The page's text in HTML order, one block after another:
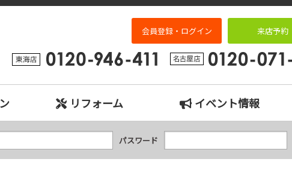
、日進市、東郷町、豊明市、長久手市、東海市、大府市の中古住宅専門店 住まいる
会員登録・ログイン 来店予約
リフォーム イベント情報
パスワード